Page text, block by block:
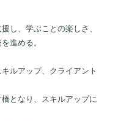
し、学ぶことの楽しさ、
進める。
ルアップ、クライアント
となり、スキルアップに